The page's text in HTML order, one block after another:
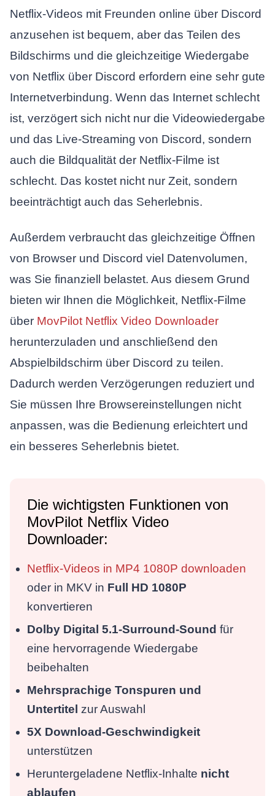
Netflix-Videos mit Freunden online über Discord
anzusehen ist bequem, aber das Teilen des
Bildschirms und die gleichzeitige Wiedergabe
von Netflix über Discord erfordern eine sehr gute
Internetverbindung. Wenn das Internet schlecht
ist, verzögert sich nicht nur die Videowiedergabe
und das Live-Streaming von Discord, sondern
auch die Bildqualität der Netflix-Filme ist
schlecht. Das kostet nicht nur Zeit, sondern
beeinträchtigt auch das Seherlebnis.
Außerdem verbraucht das gleichzeitige Öffnen
von Browser und Discord viel Datenvolumen,
was Sie finanziell belastet. Aus diesem Grund
bieten wir Ihnen die Möglichkeit, Netflix-Filme
über MovPilot Netflix Video Downloader
herunterzuladen und anschließend den
Abspielbildschirm über Discord zu teilen.
Dadurch werden Verzögerungen reduziert und
Sie müssen Ihre Browsereinstellungen nicht
anpassen, was die Bedienung erleichtert und
ein besseres Seherlebnis bietet.
Die wichtigsten Funktionen von
MovPilot Netflix Video
Downloader:
Netflix-Videos in MP4 1080P downloaden
oder in MKV in Full HD 1080P
konvertieren
Dolby Digital 5.1-Surround-Sound für
eine hervorragende Wiedergabe
beibehalten
Mehrsprachige Tonspuren und
Untertitel zur Auswahl
5X Download-Geschwindigkeit
unterstützen
Heruntergeladene Netflix-Inhalte nicht
ablaufen